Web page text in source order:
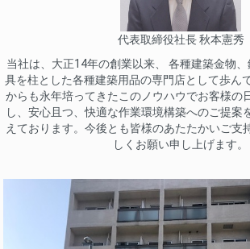
代表取締役社長 秋本憲秀
当社は、大正14年の創業以来、 各種建築金物
具を柱とした各種建築用品の専門店として歩ん
からも永年培ってきたこのノウハウでお客様の
し、安心且つ、快適な作業環境構築へのご提案
えております。今後とも皆様のあたたかいご支
しくお願い申し上げます。